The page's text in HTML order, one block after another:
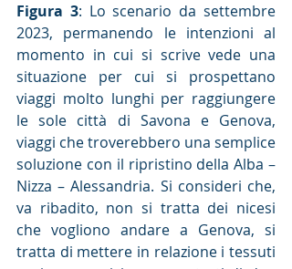
Figura 3: Lo scenario da settembre
2023, permanendo le intenzioni al
momento in cui si scrive vede una
situazione per cui si prospettano
viaggi molto lunghi per raggiungere
le sole città di Savona e Genova,
viaggi che troverebbero una semplice
soluzione con il ripristino della Alba –
Nizza – Alessandria. Si consideri che,
va ribadito, non si tratta dei nicesi
che vogliono andare a Genova, si
tratta di mettere in relazione i tessuti